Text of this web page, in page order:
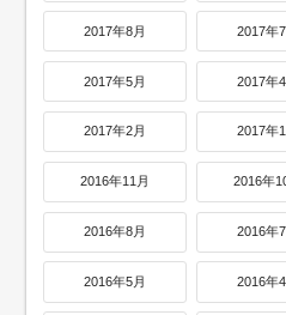
2017年8月 2017年
2017年5月 2017年
2017年2月 2017年1
2016年11月 2016年
2016年8月 2016年
2016年5月 2016年